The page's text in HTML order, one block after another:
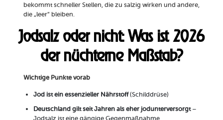
bekommt schneller Stellen, die zu salzig wirken und andere,
die „leer“ bleiben.
Jodsalz oder nicht: Was ist 2026
der nüchterne Maßstab?
Wichtige Punkte vorab
Jod ist ein essenzieller Nährstoff(Schilddrüse)
Deutschland gilt seit Jahren als eher jodunterversorgt–
Jodsalz ist eine gängige Gegenmaßnahme